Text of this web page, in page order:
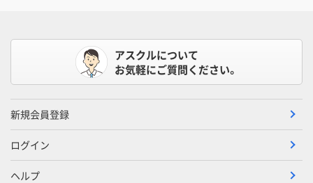
アスクルについて
お気軽にご質問ください。
新規会員登録
ログイン
ヘルプ